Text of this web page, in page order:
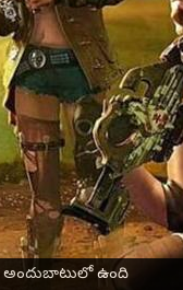
ఉంది
కాస్మెటిక్
చేయదగిన
చేయడానికి,
చేయాలి. అధికారిక
3IBB-MSL7-